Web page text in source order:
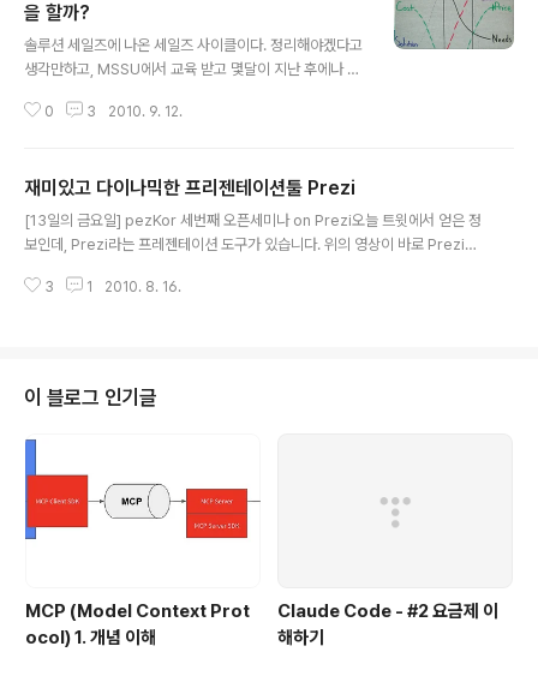
을 할까?
솔루션 세일즈에 나온 세일즈 사이클이다. 정리해야겠다고
생각만하고, MSSU에서 교육 받고 몇달이 지난 후에나 올
나마 블로그에 포스팅 하는 과정이 그간 지식 정리하는 건
Risk 초기에는 고객의 Needs 가 매우 높다. 차세대 마케
팅 시스템을 만드는 시나리오라면, 차세대 마케팅 시스템
에 대한 Needs 자체가 높다. 그 다음은 Cost 즉, 예산이
다. 이 과정에서 고객은 대략적인 금액과, 이런 요구 사항을
0 3 2010. 9. 12.
재미있고 다이나믹한 프리젠테이션툴 Prezi
[13일의 금요일] pezKor 세번째 오픈세미나 on Prezi오늘 트윗에서 얻은 정
보인데, Prezi라는 프레젠테이션 도구가 있습니다. 위의 영상이 바로 Prezi라
와 다른 새로운 형태의 프레젠테이션이 가능합니다. 개발자 행사나, Executiv
3 1 2010. 8. 16.
이 블로그 인기글
MCP (Model Context Prot
ocol) 1. 개념 이해
Claude Code - #2 요금제 이
해하기